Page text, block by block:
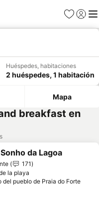
Favoritos
Iniciar
Huéspedes, habitaciones
2 huéspedes, 1 habitación
Mapa
breakfast en
a favoritos
da Lagoa
171
la playa
del pueblo de Praia do ForteVer